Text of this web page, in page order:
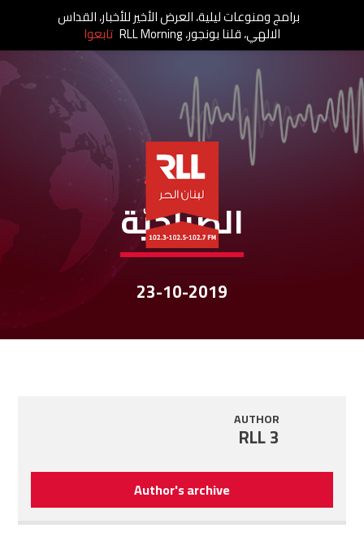
نشرات الأخبار
الصباحيّة
23-10-2019
AUTHOR
RLL 3
Author's archive
برامج ومنوعات ليلية، العرض الأخير للأخبار، القداس
الالهي، قلنا بونجور، RLL Morning تابعوا